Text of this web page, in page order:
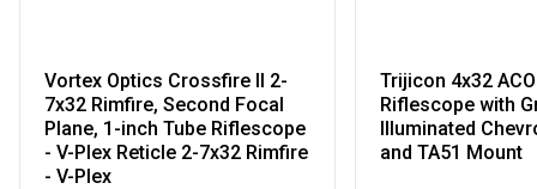
Vortex Optics Crossfire II 2-
7x32 Rimfire, Second Focal
Plane, 1-inch Tube Riflescope
- V-Plex Reticle 2-7x32 Rimfire
- V-Plex
Trijicon 4x32
Riflescope with
Illuminated
and TA51 Mount